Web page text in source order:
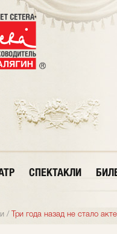
СПЕКТАКЛИ
/ Три года назад не стало